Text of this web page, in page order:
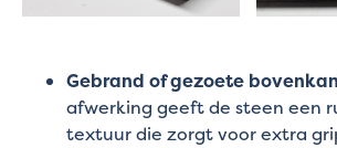
Gebrand of gezoete
afwerking geeft de steen een
textuur die zorgt voor extra